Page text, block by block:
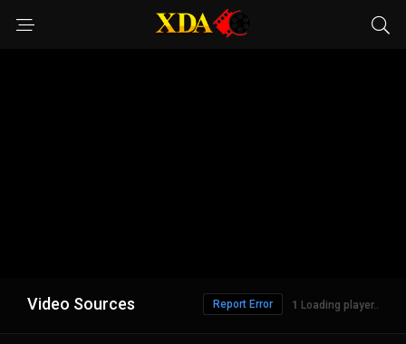
Video Sources Loading player..
Report Error